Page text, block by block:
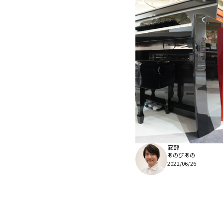
安部
あのぴあの
2022/06/26